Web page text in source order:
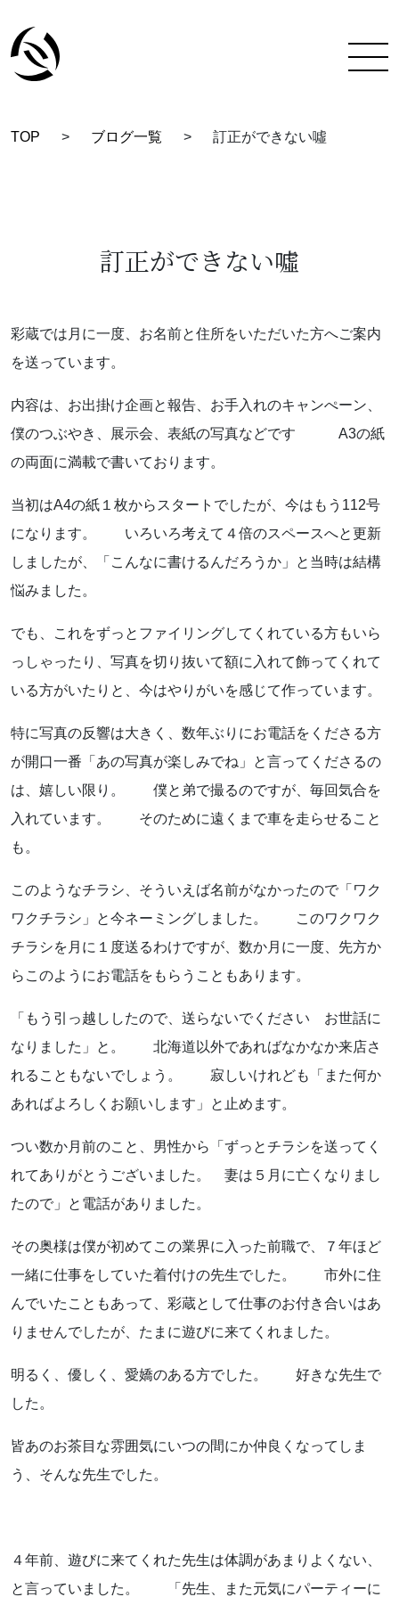
教室一覧
お知らせ
ブログ
お問い合わせはこちらから
着物・着付け教室についてなど
お気軽にお問い合わせください。
よくあるご質問
会社概要
ポリシーに関して
TOP > ブログ一覧 > 訂正ができない噓
訂正ができない噓
彩蔵では月に一度、お名前と住所をいただいた方へご案内
を送っています。
内容は、お出掛け企画と報告、お手入れのキャンぺーン、
僕のつぶやき、展示会、表紙の写真などです A3の紙
の両面に満載で書いております。
当初はA4の紙１枚からスタートでしたが、今はもう112号
になります。 いろいろ考えて４倍のスペースへと更新
しましたが、「こんなに書けるんだろうか」と当時は結構
悩みました。
でも、これをずっとファイリングしてくれている方もいら
っしゃったり、写真を切り抜いて額に入れて飾ってくれて
いる方がいたりと、今はやりがいを感じて作っています。
特に写真の反響は大きく、数年ぶりにお電話をくださる方
が開口一番「あの写真が楽しみでね」と言ってくださるの
は、嬉しい限り。 僕と弟で撮るのですが、毎回気合を
入れています。 そのために遠くまで車を走らせること
も。
このようなチラシ、そういえば名前がなかったので「ワク
ワクチラシ」と今ネーミングしました。 このワクワク
チラシを月に１度送るわけですが、数か月に一度、先方か
らこのようにお電話をもらうこともあります。
「もう引っ越ししたので、送らないでください お世話に
なりました」と。 北海道以外であればなかなか来店さ
れることもないでしょう。 寂しいけれども「また何か
あればよろしくお願いします」と止めます。
つい数か月前のこと、男性から「ずっとチラシを送ってく
れてありがとうございました。 妻は５月に亡くなりまし
たので」と電話がありました。
その奥様は僕が初めてこの業界に入った前職で、７年ほど
一緒に仕事をしていた着付けの先生でした。 市外に住
んでいたこともあって、彩蔵として仕事のお付き合いはあ
りませんでしたが、たまに遊びに来てくれました。
明るく、優しく、愛嬌のある方でした。 好きな先生で
した。
皆あのお茶目な雰囲気にいつの間にか仲良くなってしま
う、そんな先生でした。
４年前、遊びに来てくれた先生は体調があまりよくない、
と言っていました。 「先生、また元気にパーティーに